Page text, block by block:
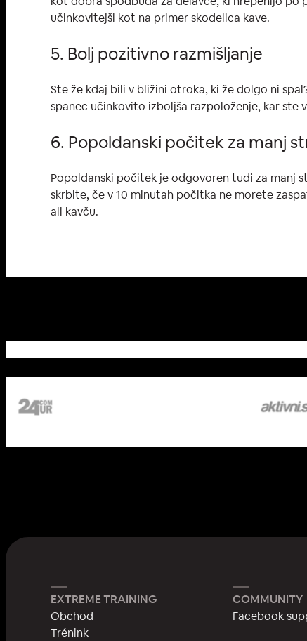
učinkovitejši kot na primer skodelica kave.
5. Bolj pozitivno razmišljanje
Ste že kdaj bili v bližini otroka, ki že dolgo ni
spanec učinkovito izboljša razpoloženje, kar ste
6. Popoldanski počitek za manj
Popoldanski počitek je odgovoren tudi za manj
skrbite, če v 10 minutah počitka ne morete
ali kavču.
EXTREME TRAINING
Obchod
Trénink
COMMUNITY
Facebook